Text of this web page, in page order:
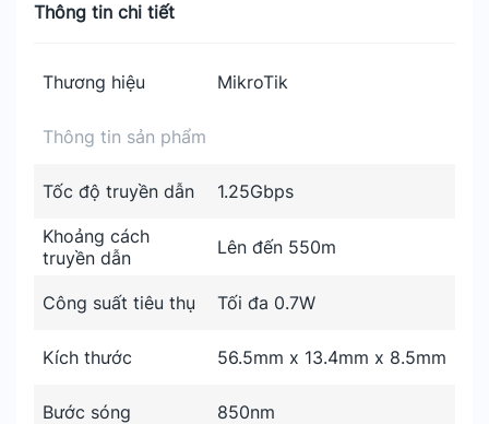
Thông tin chi tiết
Thương hiệu MikroTik
Thông tin sản phẩm
Tốc độ truyền dẫn 1.25Gbps
Khoảng cách
truyền dẫn
Lên đến 550m
Công suất tiêu thụ Tối đa 0.7W
Kích thước 56.5mm x 13.4mm x 8.5mm
Bước sóng 850nm